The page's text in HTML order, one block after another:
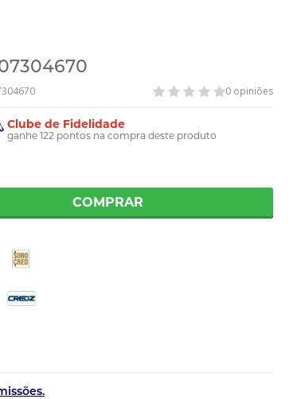
0 opiniões
Clube de Fidelidade
ganhe 122 pontos na compra deste produto
COMPRAR